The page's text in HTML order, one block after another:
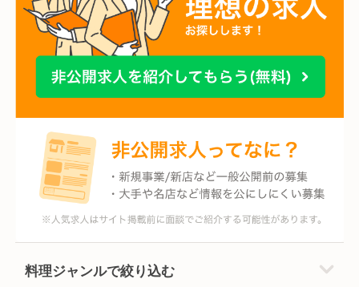
料理ジャンルで絞り込む